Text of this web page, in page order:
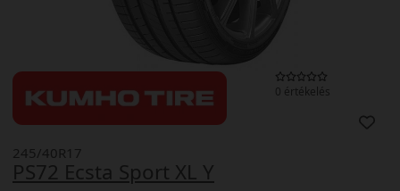
0 értékelés
PS72 Ecsta Sport XL Y
245/40R17